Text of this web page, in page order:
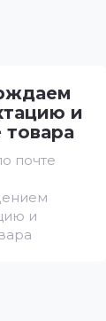
и
товара
почте
и